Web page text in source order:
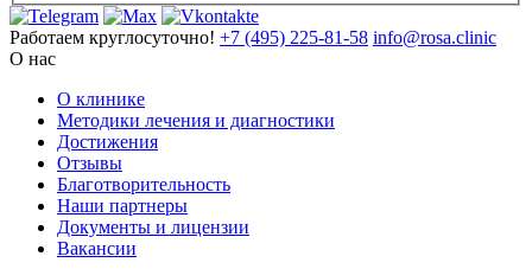
Работаем круглосуточно! +7 (495) 225-81-58 info@rosa.clinic
О нас
О клинике
Методики лечения и диагностики
Достижения
Отзывы
Благотворительность
Наши партнеры
Документы и лицензии
Вакансии